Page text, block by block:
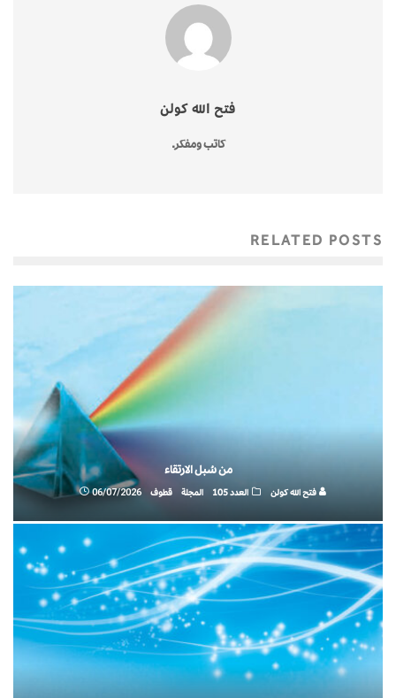
فتح الله كولن
كاتب ومفكر.
RELATED POSTS
من سُبل الارتقاء
فتح الله كولن العدد 105 المجلة قطوف 06/07/2026